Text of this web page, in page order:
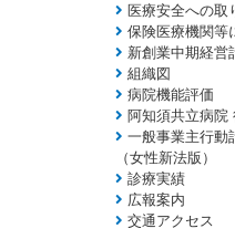
医療安全への取
保険医療機関等
新創業中期経営
組織図
病院機能評価
阿知須共立病院
一般事業主行動
（女性新法版）
診療実績
広報案内
交通アクセス